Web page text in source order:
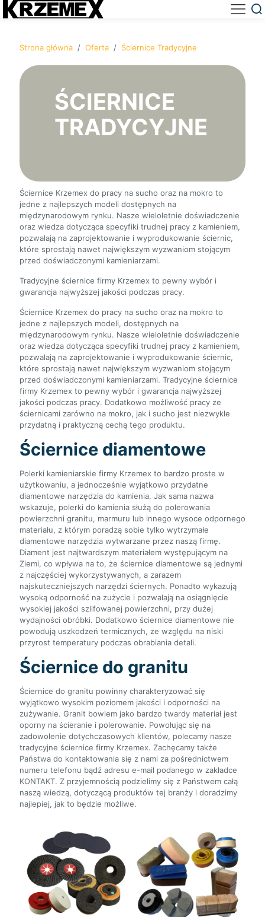
Strona główna / Oferta / Ściernice Tradycyjne
ŚCIERNICE
TRADYCYJNE
Ściernice Krzemex do pracy na sucho oraz na mokro to
jedne z najlepszych modeli dostępnych na
międzynarodowym rynku. Nasze wieloletnie doświadczenie
oraz wiedza dotycząca specyfiki trudnej pracy z kamieniem,
pozwalają na zaprojektowanie i wyprodukowanie ściernic,
które sprostają nawet największym wyzwaniom stojącym
przed doświadczonymi kamieniarzami.
Tradycyjne ściernice firmy Krzemex to pewny wybór i
gwarancja najwyższej jakości podczas pracy.
Ściernice Krzemex do pracy na sucho oraz na mokro to
jedne z najlepszych modeli, dostępnych na
międzynarodowym rynku. Nasze wieloletnie doświadczenie
oraz wiedza dotycząca specyfiki trudnej pracy z kamieniem,
pozwalają na zaprojektowanie i wyprodukowanie ściernic,
które sprostają nawet największym wyzwaniom stojącym
przed doświadczonymi kamieniarzami. Tradycyjne ściernice
firmy Krzemex to pewny wybór i gwarancja najwyższej
jakości podczas pracy. Dodatkowo możliwość pracy ze
ściernicami zarówno na mokro, jak i sucho jest niezwykle
przydatną i praktyczną cechą tego produktu.
Ściernice diamentowe
Polerki kamieniarskie firmy Krzemex to bardzo proste w
użytkowaniu, a jednocześnie wyjątkowo przydatne
diamentowe narzędzia do kamienia. Jak sama nazwa
wskazuje, polerki do kamienia służą do polerowania
powierzchni granitu, marmuru lub innego wysoce odpornego
materiału, z którym poradzą sobie tylko wytrzymałe
diamentowe narzędzia wytwarzane przez naszą firmę.
Diament jest najtwardszym materiałem występującym na
Ziemi, co wpływa na to, że ściernice diamentowe są jednymi
z najczęściej wykorzystywanych, a zarazem
najskuteczniejszych narzędzi ściernych. Ponadto wykazują
wysoką odporność na zużycie i pozwalają na osiągnięcie
wysokiej jakości szlifowanej powierzchni, przy dużej
wydajności obróbki. Dodatkowo ściernice diamentowe nie
powodują uszkodzeń termicznych, ze względu na niski
przyrost temperatury podczas obrabiania detali.
Ściernice do granitu
Ściernice do granitu powinny charakteryzować się
wyjątkowo wysokim poziomem jakości i odporności na
zużywanie. Granit bowiem jako bardzo twardy materiał jest
oporny na ścieranie i polerowanie. Powołując się na
zadowolenie dotychczasowych klientów, polecamy nasze
tradycyjne ściernice firmy Krzemex. Zachęcamy także
Państwa do kontaktowania się z nami za pośrednictwem
numeru telefonu bądź adresu e-mail podanego w zakładce
KONTAKT. Z przyjemnością podzielimy się z Państwem całą
naszą wiedzą, dotyczącą produktów tej branży i doradzimy
najlepiej, jak to będzie możliwe.